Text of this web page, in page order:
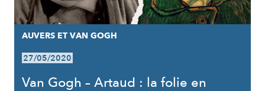
AUVERS ET VAN GOGH
27/05/2020
Van Gogh – Artaud : la folie en